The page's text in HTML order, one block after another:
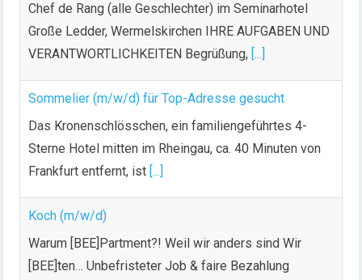
Chef de Rang (alle Geschlechter) im Seminarhotel
Große Ledder, Wermelskirchen IHRE AUFGABEN UND
VERANTWORTLICHKEITEN Begrüßung, [...]
Sommelier (m/w/d) für Top-Adresse gesucht
Das Kronenschlösschen, ein familiengeführtes 4-
Sterne Hotel mitten im Rheingau, ca. 40 Minuten von
Frankfurt entfernt, ist [...]
Koch (m/w/d)
Warum [BEE]Partment?! Weil wir anders sind Wir
[BEE]ten… Unbefristeter Job & faire Bezahlung